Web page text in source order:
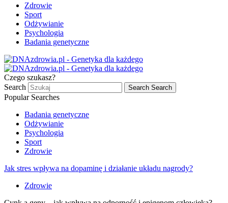
Zdrowie
Sport
Odżywianie
Psychologia
Badania genetyczne
Czego szukasz?
Search
Search Search
Popular Searches
Badania genetyczne
Odżywianie
Psychologia
Sport
Zdrowie
Jak stres wpływa na dopaminę i działanie układu nagrody?
Zdrowie